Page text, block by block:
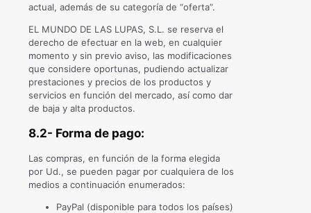
actual, además de su categoría de “oferta”.
EL MUNDO DE LAS LUPAS, S.L. se reserva el
derecho de efectuar en la web, en cualquier
momento y sin previo aviso, las modificaciones
que considere oportunas, pudiendo actualizar
prestaciones y precios de los productos y
servicios en función del mercado, así como dar
de baja y alta productos.
8.2- Forma de pago:
Las compras, en función de la forma elegida
por Ud., se pueden pagar por cualquiera de los
medios a continuación enumerados:
PayPal (disponible para todos los países)